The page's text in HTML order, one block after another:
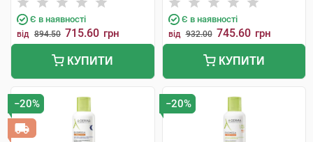
Є в наявності
від 894.50 715.60 грн
КУПИТИ
Є в наявності
від 932.00 745.60 грн
КУПИТИ
−20% −20%